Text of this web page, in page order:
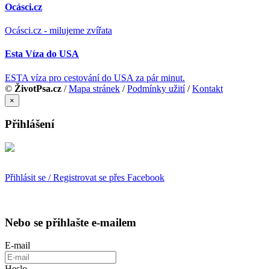
Ocásci.cz
Ocásci.cz - milujeme zvířata
Esta Víza do USA
ESTA víza pro cestování do USA za pár minut.
© ŽivotPsa.cz /Mapa stránek /Podmínky užití/Kontakt
×
Přihlášení
Přihlásit se / Registrovat se přes Facebook
Nebo se přihlašte e-mailem
E-mail